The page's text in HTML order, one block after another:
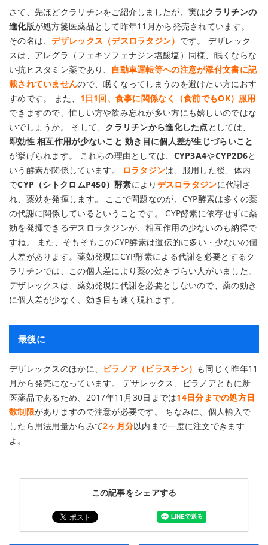
さて、先ほどクラリチンをご紹介しましたが、実はクラリチンの
進化版が処方箋医薬品として昨年11月から発売されています。
その名は、デザレックス（デスロラタジン） です。 デザレック
スは、アレグラ（フェキソフェナジン塩酸塩）同様、眠くならな
い抗ヒスタミン薬であり、 自動車運転等への注意が添付文書に記
載されていませんので、眠くなってしまうのを避けたい方におす
すめです。 また、 1日1回、食事に関係なく（食前でもOK）服用
できますので、忙しい方や飲み忘れが多い方にも嬉しいのではな
いでしょうか。 そして、 クラリチンから進化した点としては、
即効性 相互作用が少ないこと 効き目に個人差が生じづらいこと
が挙げられます。 これらの理由としては、 CYP3A4やCYP2D6と
いう酵素が関係しています。
ロラタジンは、服用した後、体内
でCYP（シトクロムP450）酵素により デスロラタジンに代謝さ
れ、薬効を発揮します。 ここで問題なのが、CYP酵素は多くの薬
の代謝に関係しているということです。 CYP酵素に依存せずに薬
効を発揮できるデスロラタジンが、相互作用の少ないのも納得で
すね。 また、そもそもこのCYP酵素は遺伝的に多い・少ないの個
人差があります。薬効発現にCYP酵素による代謝を必要とするク
ラリチンでは、この個人差により薬の効きづらい人がいました。
デザレックスは、薬効発現に代謝を必要としないので、薬の効き
に個人差が少なく、効き目も速く現れます。
最後に
デザレックスのほかに、 ビラノア（ビラスチン） も同じく昨年11
月から発売になっています。 デザレックス、ビラノアともに新
医薬品であるため、2017年11月30日までは14日分までの処方日
数制限がありますので注意が必要です。 ちなみに、個人輸入で
したら用法用量からみて2ヶ月分以内まで一度に注文できます
よ。
この記事をシェアする